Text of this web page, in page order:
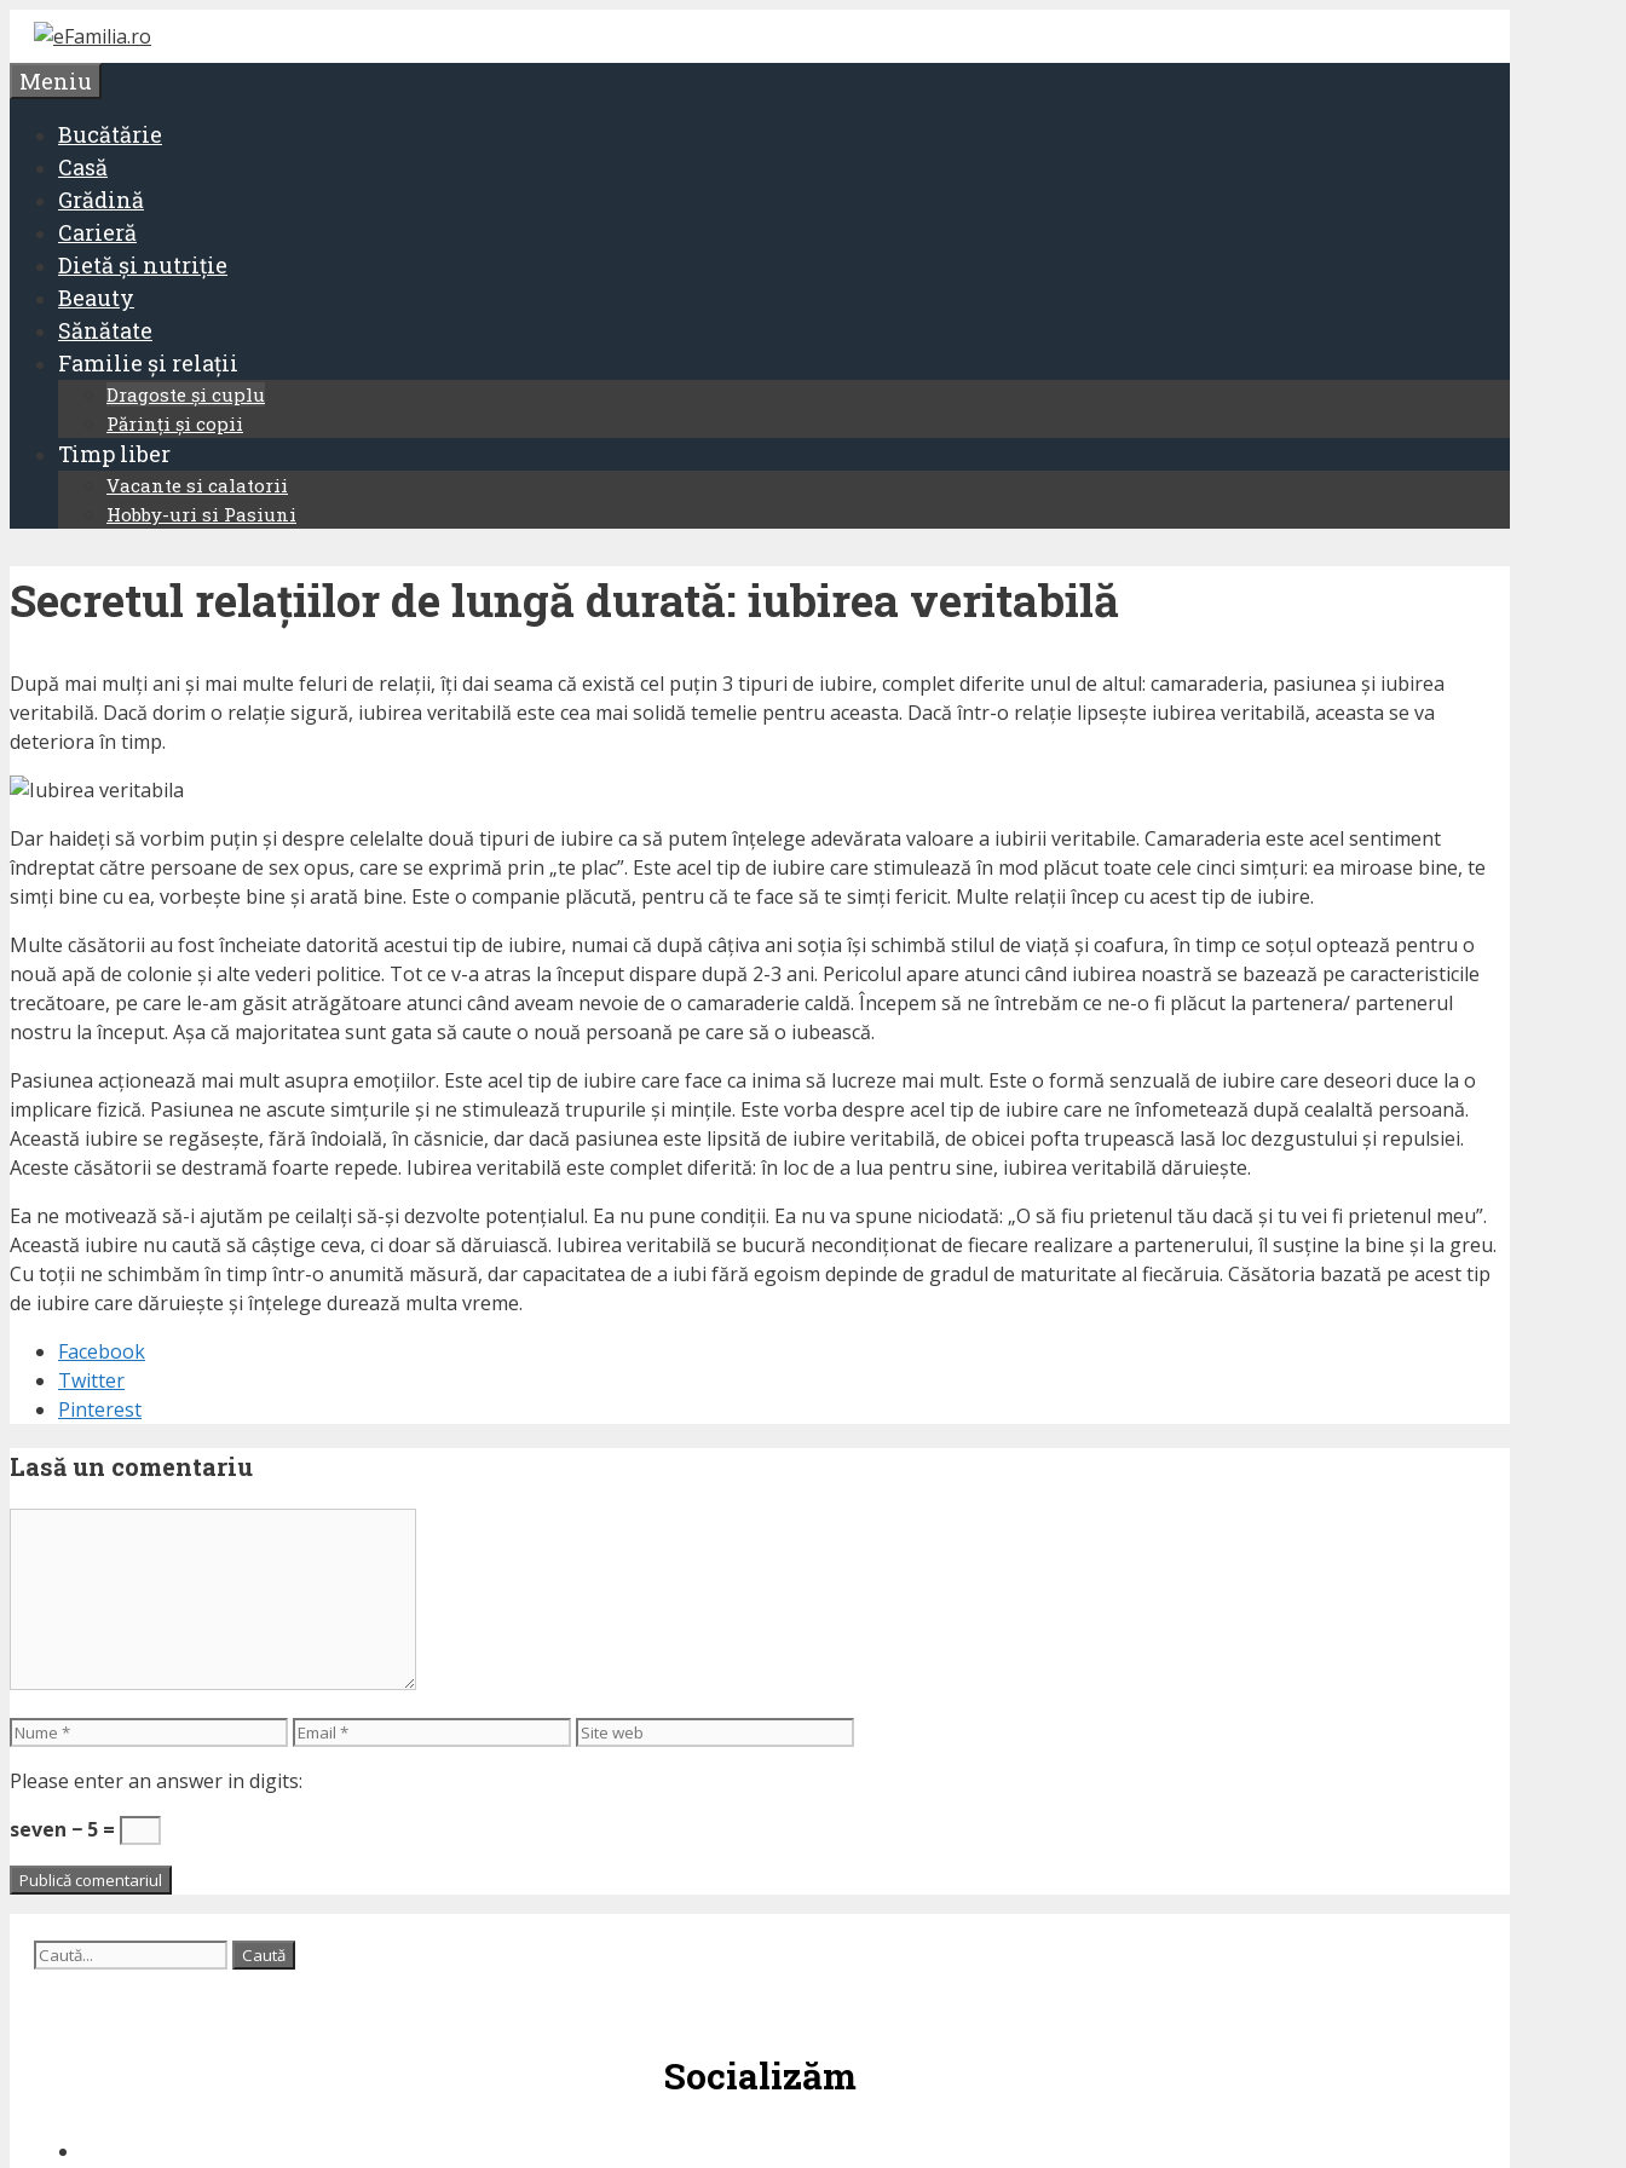
Sari
conținut
Meniu
Bucătărie
Casă
Grădină
Carieră
Dietă și nutriție
Beauty
Sănătate
Familie și relații
Dragoste și cuplu
Părinți și copii
Timp liber
Vacante si calatorii
Hobby-uri si Pasiuni
Secretul relațiilor de lungă durată: iubirea veritabilă
După mai mulți ani și mai multe feluri de relații, îți dai seama că există cel puțin 3 tipuri de iubire, complet diferite unul de altul: camaraderia, pasiunea și iubirea
veritabilă. Dacă dorim o relație sigură, iubirea veritabilă este cea mai solidă temelie pentru aceasta. Dacă într-o relație lipsește iubirea veritabilă, aceasta se va
deteriora în timp.
Dar haideți să vorbim puțin și despre celelalte două tipuri de iubire ca să putem înțelege adevărata valoare a iubirii veritabile. Camaraderia este acel sentiment
îndreptat către persoane de sex opus, care se exprimă prin „te plac”. Este acel tip de iubire care stimulează în mod plăcut toate cele cinci simțuri: ea miroase bine, te
simți bine cu ea, vorbește bine și arată bine. Este o companie plăcută, pentru că te face să te simți fericit. Multe relații încep cu acest tip de iubire.
Multe căsătorii au fost încheiate datorită acestui tip de iubire, numai că după câțiva ani soția își schimbă stilul de viață și coafura, în timp ce soțul optează pentru o
nouă apă de colonie și alte vederi politice. Tot ce v-a atras la început dispare după 2-3 ani. Pericolul apare atunci când iubirea noastră se bazează pe caracteristicile
trecătoare, pe care le-am găsit atrăgătoare atunci când aveam nevoie de o camaraderie caldă. Începem să ne întrebăm ce ne-o fi plăcut la partenera/ partenerul
nostru la început. Așa că majoritatea sunt gata să caute o nouă persoană pe care să o iubească.
Pasiunea acționează mai mult asupra emoțiilor. Este acel tip de iubire care face ca inima să lucreze mai mult. Este o formă senzuală de iubire care deseori duce la o
implicare fizică. Pasiunea ne ascute simțurile și ne stimulează trupurile și mințile. Este vorba despre acel tip de iubire care ne înfometează după cealaltă persoană.
Această iubire se regăsește, fără îndoială, în căsnicie, dar dacă pasiunea este lipsită de iubire veritabilă, de obicei pofta trupească lasă loc dezgustului și repulsiei.
Aceste căsătorii se destramă foarte repede. Iubirea veritabilă este complet diferită: în loc de a lua pentru sine, iubirea veritabilă dăruiește.
Ea ne motivează să-i ajutăm pe ceilalți să-și dezvolte potențialul. Ea nu pune condiții. Ea nu va spune niciodată: „O să fiu prietenul tău dacă și tu vei fi prietenul meu”.
Această iubire nu caută să câștige ceva, ci doar să dăruiască. Iubirea veritabilă se bucură necondiționat de fiecare realizare a partenerului, îl susține la bine și la greu.
Cu toții ne schimbăm în timp într-o anumită măsură, dar capacitatea de a iubi fără egoism depinde de gradul de maturitate al fiecăruia. Căsătoria bazată pe acest tip
de iubire care dăruiește și înțelege durează multa vreme.
Facebook
Twitter
Pinterest
Lasă un comentariu
Nume Email
Site
Please enter an answer in digits:
seven − 5 =
Caută
Socializăm